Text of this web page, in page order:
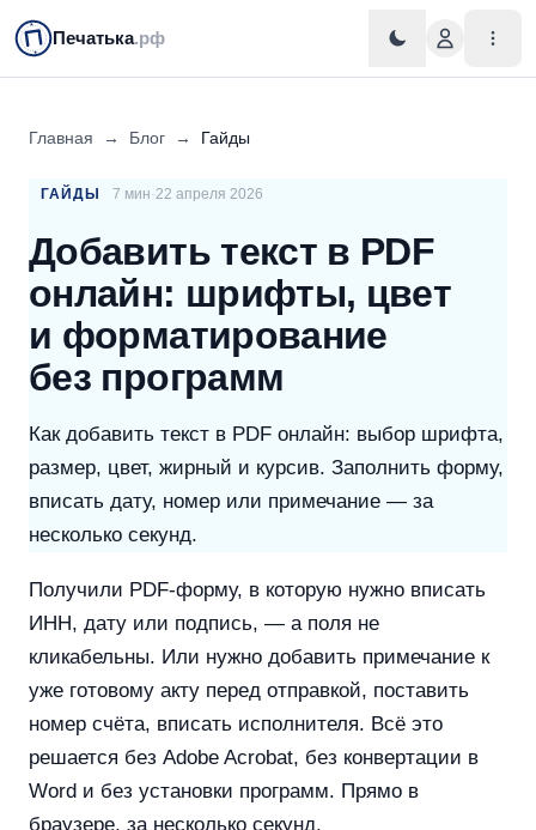
Печатька.рф
Главная → Блог → Гайды
ГАЙДЫ 7 мин·22 апреля 2026
Добавить текст в PDF
онлайн: шрифты, цвет
и форматирование
без программ
Как добавить текст в PDF онлайн: выбор шрифта,
размер, цвет, жирный и курсив. Заполнить форму,
вписать дату, номер или примечание — за
несколько секунд.
Получили PDF-форму, в которую нужно вписать
ИНН, дату или подпись, — а поля не
кликабельны. Или нужно добавить примечание к
уже готовому акту перед отправкой, поставить
номер счёта, вписать исполнителя. Всё это
решается без Adobe Acrobat, без конвертации в
Word и без установки программ. Прямо в
браузере, за несколько секунд.